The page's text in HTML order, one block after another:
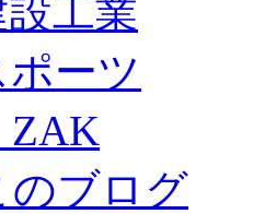
設工業
ポーツ
ZAK
のブログ